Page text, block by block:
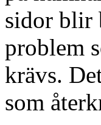
sidor blir
problem
krävs.
som